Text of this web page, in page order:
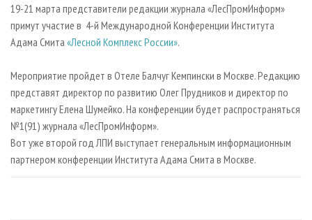
ПРОИЗВОДСТВО ДРЕВЕСНЫХ ПЛИТ
ДЕРЕВЯННОЕ ДОМОСТРОЕНИЕ
БИОЭНЕРГЕТИКА
ЦБП
ИНСТРУМЕНТ И МАТЕРИАЛЫ
МОБИЛЬНЫЕ ВЫСТАВКИ
ОФИЦИАЛЬНЫЕ ДЕЛЕГАЦИИ
RUSSIAN FORESTRY REVIEW
ГАЗЕТА ЛЕСПРОМФОРУМ
БИБЛИОТЕКА СПЕЦИАЛИСТА
РЕКЛАМА НА САЙТЕ
19-21 марта представители редакции журнала «ЛесПромИнформ»
примут участие в 4-й Международной Конференции Института
Адама Смита «Лесной Комплекс России».
Мероприятие пройдет в Отеле Балчуг Кемпински в Москве. Редакцию
представят директор по развитию Олег Прудников и директор по
маркетингу Елена Шумейко. На конференции будет распространяться
№1(91) журнала «ЛесПромИнформ».
Вот уже второй год ЛПИ выступает генеральным информационным
партнером конференции Института Адама Смита в Москве.